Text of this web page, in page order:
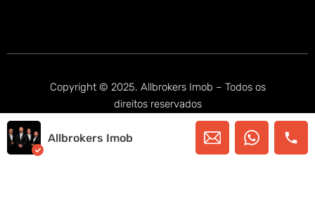
Copyright © 2025. Allbrokers Imob – Todos os
direitos reservados
SIGA-NOS
Allbrokers Imob